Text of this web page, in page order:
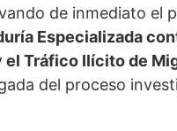
de inmediato el
Especializada
el Tráfico Ilícito de
del proceso